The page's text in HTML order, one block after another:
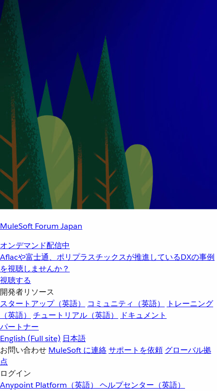
MuleSoft Forum Japan
オンデマンド配信中
Aflacや富士通、ポリプラスチックスが推進しているDXの事例
を視聴しませんか？
視聴する
開発者リソース
スタートアップ（英語）
コミュニティ（英語）
トレーニング
（英語）
チュートリアル（英語）
ドキュメント
パートナー
English (Full site) 日本語
お問い合わせ MuleSoft に連絡サポートを依頼 グローバル拠
点
ログイン
Anypoint Platform（英語） ヘルプセンター（英語）